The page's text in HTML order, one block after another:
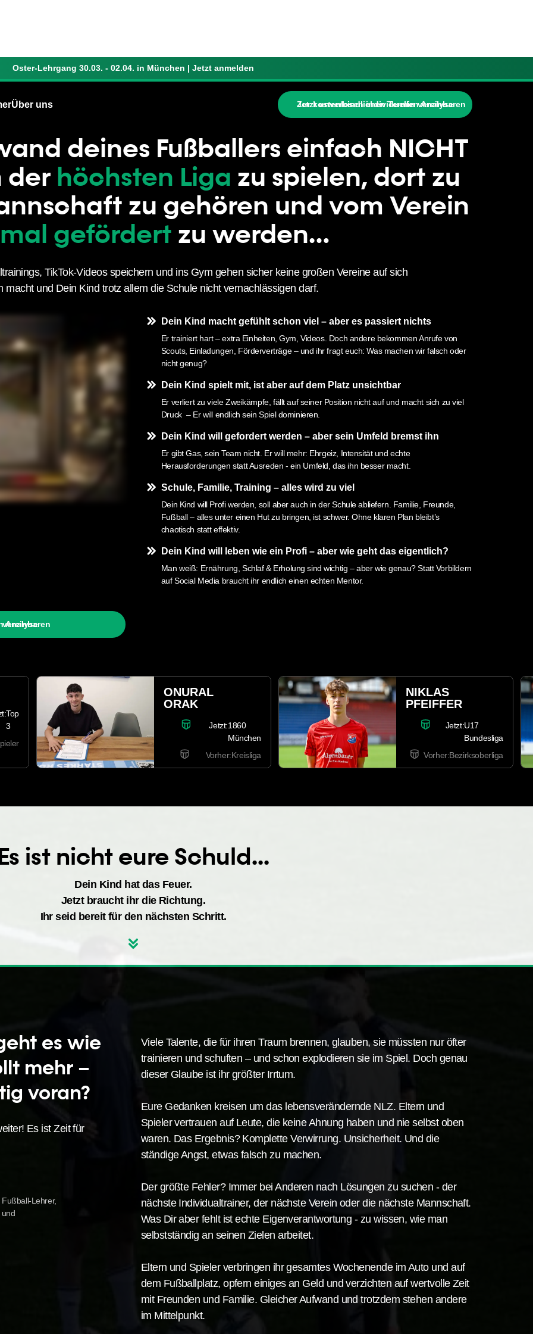
Oster-Lehrgang 30.03. - 02.04. in München | Jetzt anmelden
Über uns Zur kostenlosen individuellen Analyse
Jetzt unverbindlichen Termin vereinbaren
deines Fußballers einfach NICHT
der höchsten Liga zu spielen, dort zu
zu gehören und vom Verein
gefördert zu werden…
TikTok-Videos speichern und ins Gym gehen sicher keine großen Vereine auf sich
macht und Dein Kind trotz allem die Schule nicht vernachlässigen darf.
Dein Kind macht gefühlt schon viel – aber es passiert nichts
Er trainiert hart – extra Einheiten, Gym, Videos. Doch andere bekommen Anrufe von
Scouts, Einladungen, Förderverträge – und ihr fragt euch: Was machen wir falsch oder
nicht genug?
Dein Kind spielt mit, ist aber auf dem Platz unsichtbar
Er verliert zu viele Zweikämpfe, fällt auf seiner Position nicht auf und macht sich zu viel
Druck – Er will endlich sein Spiel dominieren.
Dein Kind will gefordert werden – aber sein Umfeld bremst ihn
Er gibt Gas, sein Team nicht. Er will mehr: Ehrgeiz, Intensität und echte
Herausforderungen statt Ausreden - ein Umfeld, das ihn besser macht.
Schule, Familie, Training – alles wird zu viel
Dein Kind will Profi werden, soll aber auch in der Schule abliefern. Familie, Freunde,
Fußball – alles unter einen Hut zu bringen, ist schwer. Ohne klaren Plan bleibt’s
chaotisch statt effektiv.
Dein Kind will leben wie ein Profi – aber wie geht das eigentlich?
Man weiß: Ernährung, Schlaf & Erholung sind wichtig – aber wie genau? Statt Vorbildern
auf Social Media braucht ihr endlich einen echten Mentor.
Analyse
NIKLAS
PFEIFFER
Jetzt:U17
Bundesliga
Vorher:Bezirksoberliga
LUIS STANZEL
Bundesliga
Vorher:Kreisliga
ist nicht eure Schuld...
Dein Kind hat das Feuer.
Jetzt braucht ihr die Richtung.
Ihr seid bereit für den nächsten Schritt.
es wie
mehr –
voran?
Es ist Zeit für
Lehrer,
Viele Talente, die für ihren Traum brennen, glauben, sie müssten nur öfter
trainieren und schuften – und schon explodieren sie im Spiel. Doch genau
dieser Glaube ist ihr größter Irrtum.
Eure Gedanken kreisen um das lebensverändernde NLZ. Eltern und
Spieler vertrauen auf Leute, die keine Ahnung haben und nie selbst oben
waren. Das Ergebnis? Komplette Verwirrung. Unsicherheit. Und die
ständige Angst, etwas falsch zu machen.
Der größte Fehler? Immer bei Anderen nach Lösungen zu suchen - der
nächste Individualtrainer, der nächste Verein oder die nächste Mannschaft.
Was Dir aber fehlt ist echte Eigenverantwortung - zu wissen, wie man
selbstständig an seinen Zielen arbeitet.
Eltern und Spieler verbringen ihr gesamtes Wochenende im Auto und auf
dem Fußballplatz, opfern einiges an Geld und verzichten auf wertvolle Zeit
mit Freunden und Familie. Gleicher Aufwand und trotzdem stehen andere
im Mittelpunkt.